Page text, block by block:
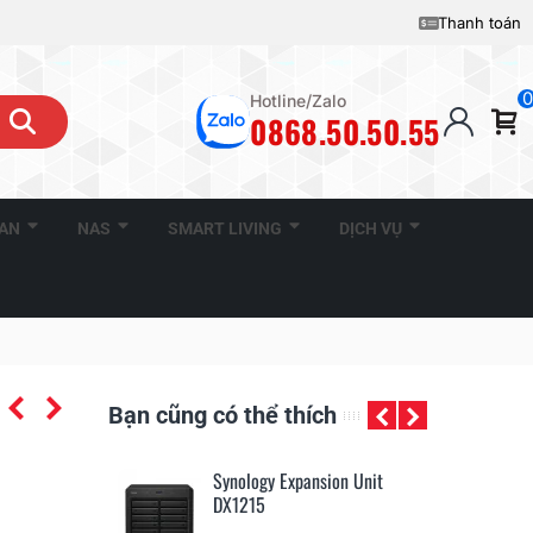
Thanh toán
Hotline/Zalo
0868.50.50.55
0
NAS SMART LIVING DỊCH VỤ
Bạn cũng có thể thích
Synology Expansion Unit
DX1215